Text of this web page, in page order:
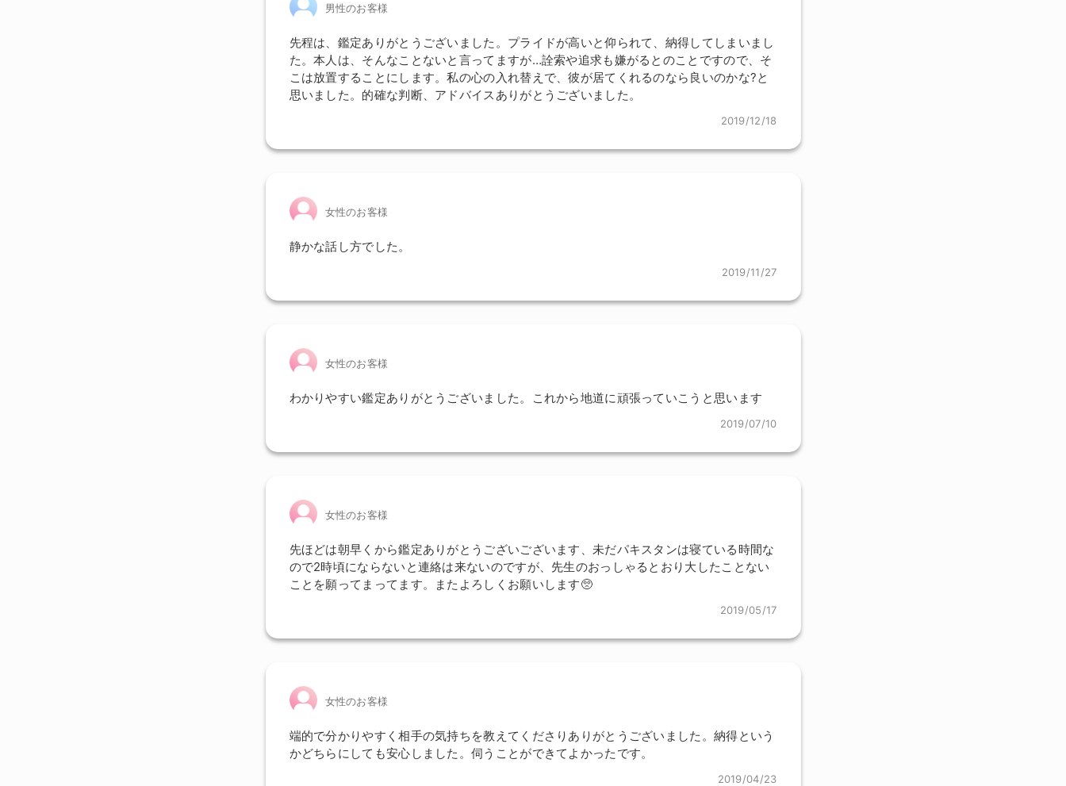
男性のお客様
先程は、鑑定ありがとうございました。プライドが高いと仰られて、納得してしまいまし
た。本人は、そんなことないと言ってますが…詮索や追求も嫌がるとのことですので、そ
こは放置することにします。私の心の入れ替えで、彼が居てくれるのなら良いのかな?と
思いました。的確な判断、アドバイスありがとうございました。
2019/12/18
女性のお客様
静かな話し方でした。
2019/11/27
女性のお客様
わかりやすい鑑定ありがとうございました。これから地道に頑張っていこうと思います
2019/07/10
女性のお客様
先ほどは朝早くから鑑定ありがとうございございます、未だパキスタンは寝ている時間な
ので2時頃にならないと連絡は来ないのですが、先生のおっしゃるとおり大したことない
ことを願ってまってます。またよろしくお願いします🥺
2019/05/17
女性のお客様
端的で分かりやすく相手の気持ちを教えてくださりありがとうございました。納得という
かどちらにしても安心しました。伺うことができてよかったです。
2019/04/23